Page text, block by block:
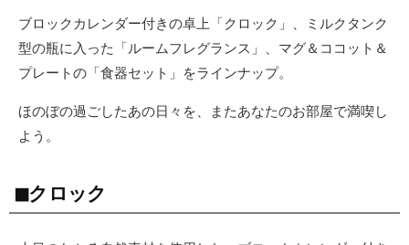
ブロックカレンダー付きの卓上「クロック」、ミルクタンク
型の瓶に入った「ルームフレグランス」、マグ＆ココット＆
プレートの「食器セット」をラインナップ。
ほのぼの過ごしたあの日々を、またあなたのお部屋で満喫し
よう。
◼︎クロック